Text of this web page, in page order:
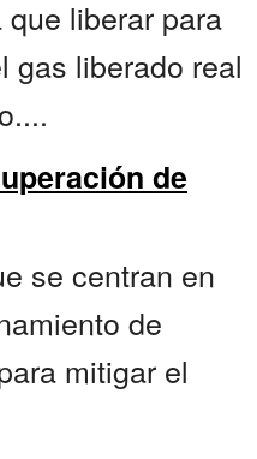
liberar para
gas liberado real
de
se centran en
de
mitigar el